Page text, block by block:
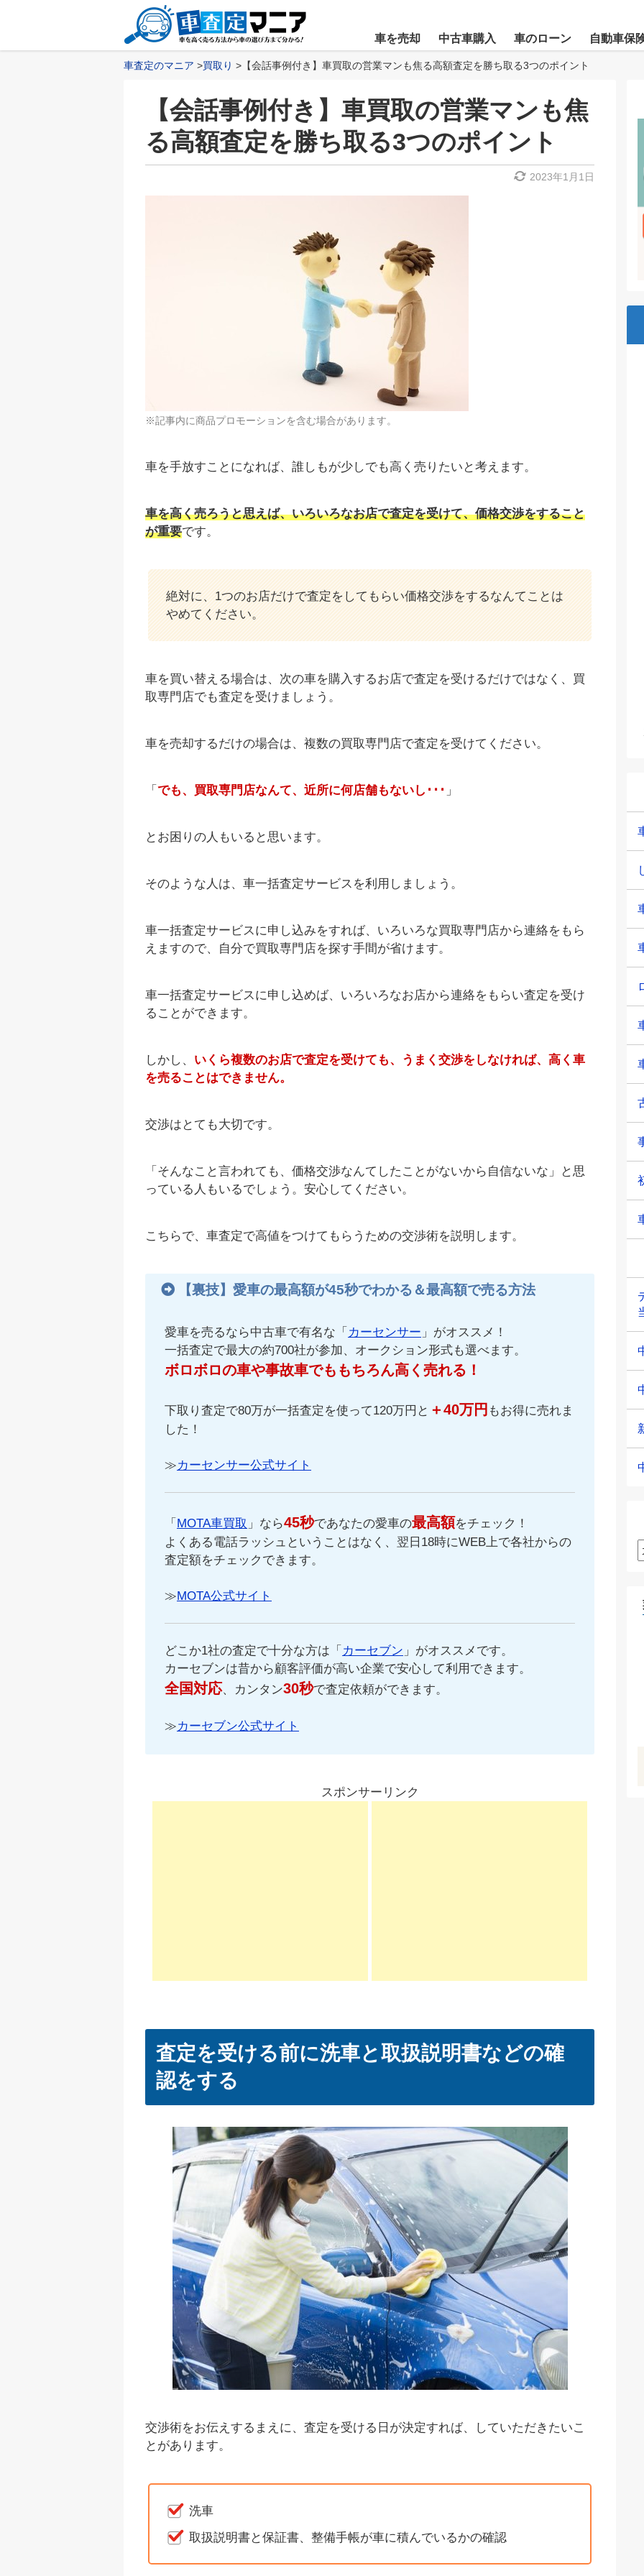
車を売却 中古車購入 車のローン 自動車保
車査定のマニア 買取り 【会話事例付き】車買取の営業マンも焦る高額査定を勝ち取る3つのポイント
【会話事例付き】車買取の営業マンも焦
る高額査定を勝ち取る3つのポイント
2023年1月1日
※記事内に商品プロモーションを含む場合があります。
車を手放すことになれば、誰しもが少しでも高く売りたいと考えます。
車を高く売ろうと思えば、いろいろなお店で査定を受けて、価格交渉をすること
が重要です。
絶対に、1つのお店だけで査定をしてもらい価格交渉をするなんてことは
やめてください。
車を買い替える場合は、次の車を購入するお店で査定を受けるだけではなく、買
取専門店でも査定を受けましょう。
車を売却するだけの場合は、複数の買取専門店で査定を受けてください。
「 でも、買取専門店なんて、近所に何店舗もないし･･･ 」
とお困りの人もいると思います。
そのような人は、車一括査定サービスを利用しましょう。
車一括査定サービスに申し込みをすれば、いろいろな買取専門店から連絡をもら
えますので、自分で買取専門店を探す手間が省けます。
車一括査定サービスに申し込めば、いろいろなお店から連絡をもらい査定を受け
ることができます。
しかし、 いくら複数のお店で査定を受けても、うまく交渉をしなければ、高く車
を売ることはできません。
交渉はとても大切です。
「そんなこと言われても、価格交渉なんてしたことがないから自信ないな」と思
っている人もいるでしょう。安心してください。
こちらで、車査定で高値をつけてもらうための交渉術を説明します。
【裏技】愛車の最高額が45秒でわかる＆最高額で売る方法
愛車を売るなら中古車で有名な「 カーセンサー 」がオススメ！
一括査定で最大の約700社が参加、オークション形式も選べます。
ボロボロの車や事故車でももちろん高く売れる！
下取り査定で80万が一括査定を使って120万円と ＋40万円 もお得に売れま
した！
≫カーセンサー公式サイト
「 MOTA車買取 」なら45秒であなたの愛車の最高額をチェック！
よくある電話ラッシュということはなく、翌日18時にWEB上で各社からの
査定額をチェックできます。
≫MOTA公式サイト
どこか1社の査定で十分な方は「 カーセブン 」がオススメです。
カーセブンは昔から顧客評価が高い企業で安心して利用できます。
全国対応、カンタン30秒で査定依頼ができます。
≫カーセブン公式サイト
スポンサーリンク
査定を受ける前に洗車と取扱説明書などの確
認をする
交渉術をお伝えするまえに、査定を受ける日が決定すれば、していただきたいこ
とがあります。
洗車
取扱説明書と保証書、整備手帳が車に積んでいるかの確認